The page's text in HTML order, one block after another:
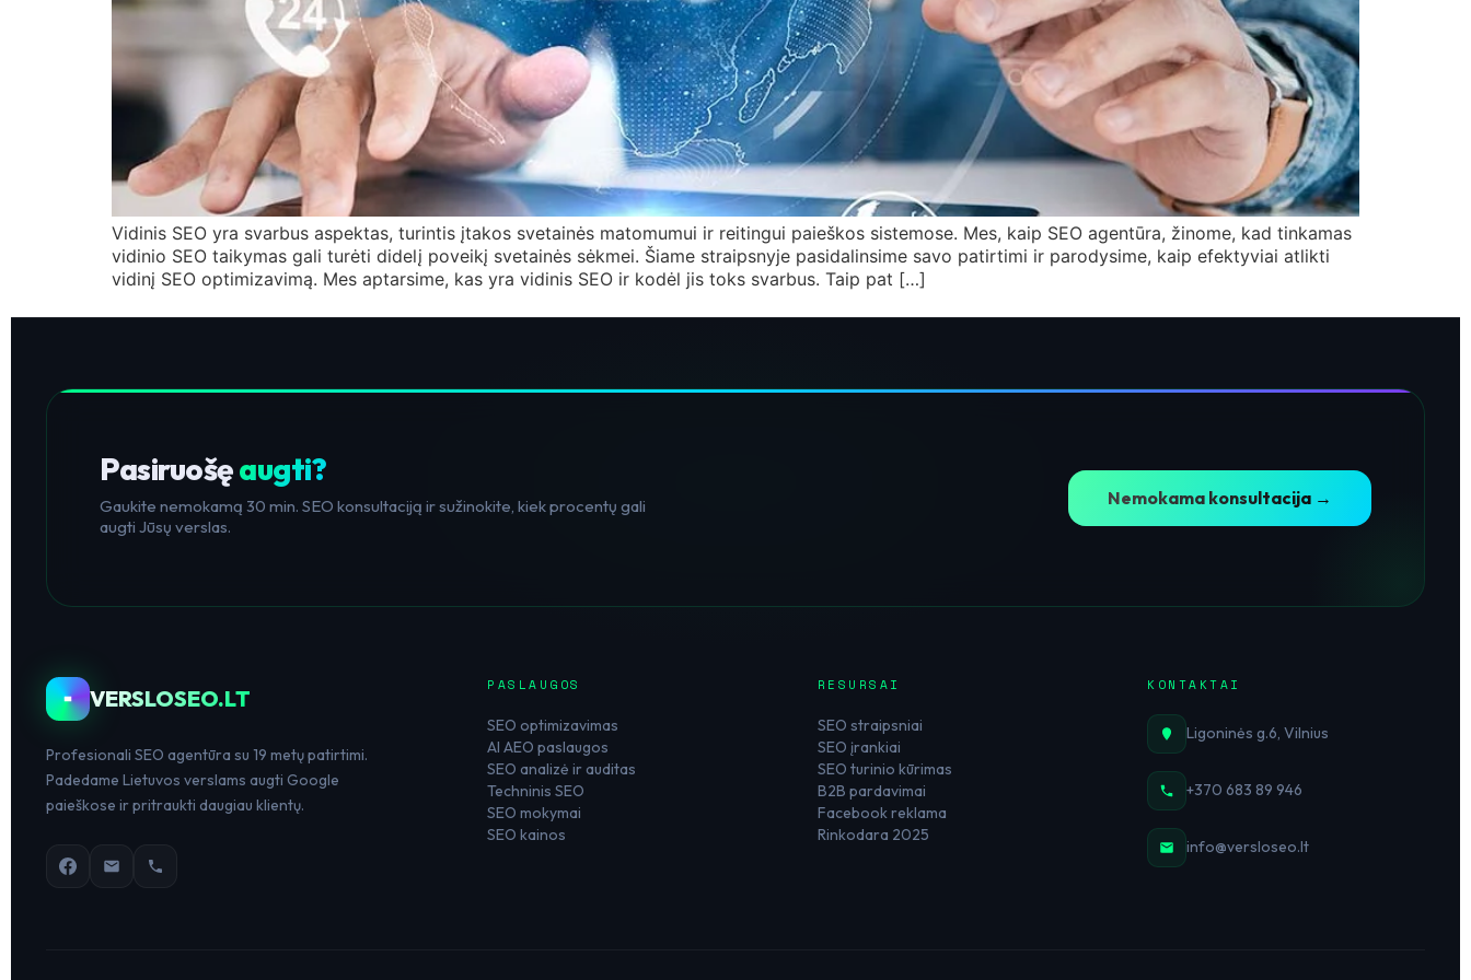
Vidinis SEO yra svarbus aspektas, turintis įtakos svetainės matomumui ir reitingui paieškos sistemose. Mes, kaip SEO agentūra, žinome, kad tinkamas
vidinio SEO taikymas gali turėti didelį poveikį svetainės sėkmei. Šiame straipsnyje pasidalinsime savo patirtimi ir parodysime, kaip efektyviai atlikti
vidinį SEO optimizavimą. Mes aptarsime, kas yra vidinis SEO ir kodėl jis toks svarbus. Taip pat […]
Pasiruošęaugti?
Gaukite nemokamą 30 min. SEO konsultaciją ir sužinokite, kiek procentų gali
augti Jūsų verslas.
Nemokama konsultacija →
VERSLOSEO.LT
Profesionali SEO agentūra su 19 metų patirtimi.
Padedame Lietuvos verslams augti Google
paieškose ir pritraukti daugiau klientų.
PASLAUGOS
SEO optimizavimas
AI AEO paslaugos
SEO analizė ir auditas
Techninis SEO
SEO mokymai
SEO kainos
RESURSAI
SEO straipsniai
SEO įrankiai
SEO turinio kūrimas
B2B pardavimai
Facebook reklama
Rinkodara 2025
KONTAKTAI
Ligoninės g.6, Vilnius
+370 683 89 946
info@versloseo.lt